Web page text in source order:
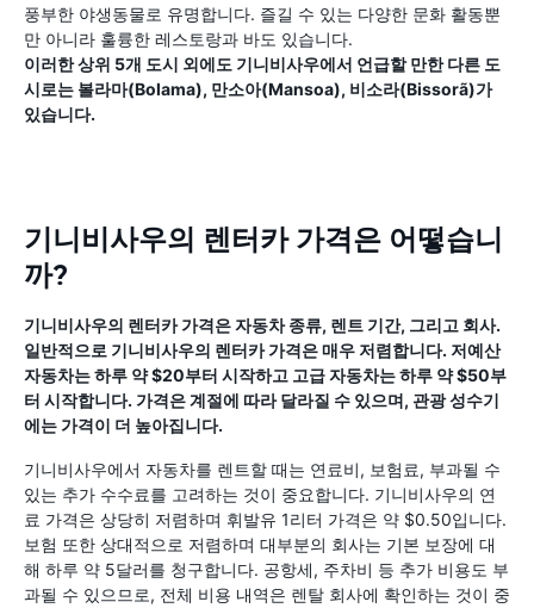
풍부한 야생동물로 유명합니다. 즐길 수 있는 다양한 문화 활동뿐
만 아니라 훌륭한 레스토랑과 바도 있습니다.
이러한 상위 5개 도시 외에도 기니비사우에서 언급할 만한 다른 도
시로는 볼라마(Bolama), 만소아(Mansoa), 비소라(Bissorã)가
있습니다.
기니비사우의 렌터카 가격은 어떻습니
까?
기니비사우의 렌터카 가격은 자동차 종류, 렌트 기간, 그리고 회사.
일반적으로 기니비사우의 렌터카 가격은 매우 저렴합니다. 저예산
자동차는 하루 약 $20부터 시작하고 고급 자동차는 하루 약 $50부
터 시작합니다. 가격은 계절에 따라 달라질 수 있으며, 관광 성수기
에는 가격이 더 높아집니다.
기니비사우에서 자동차를 렌트할 때는 연료비, 보험료, 부과될 수
있는 추가 수수료를 고려하는 것이 중요합니다. 기니비사우의 연
료 가격은 상당히 저렴하며 휘발유 1리터 가격은 약 $0.50입니다.
보험 또한 상대적으로 저렴하며 대부분의 회사는 기본 보장에 대
해 하루 약 5달러를 청구합니다. 공항세, 주차비 등 추가 비용도 부
과될 수 있으므로, 전체 비용 내역은 렌탈 회사에 확인하는 것이 중